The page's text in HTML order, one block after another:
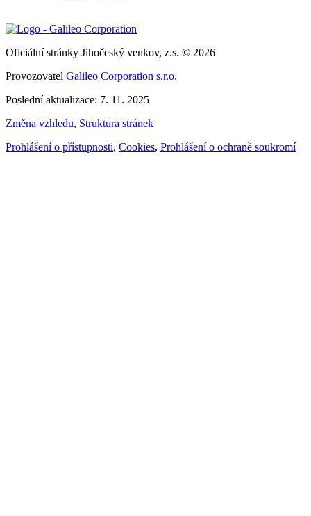
Oficiální stránky Jihočeský venkov, z.s. © 2026
Provozovatel Galileo Corporation s.r.o.
Poslední aktualizace: 7. 11. 2025
Změna vzhledu, Struktura stránek
Prohlášení o přístupnosti, Cookies, Prohlášení o ochraně soukromí